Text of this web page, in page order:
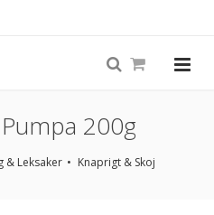
200g
& Leksaker Knaprigt & Skoj